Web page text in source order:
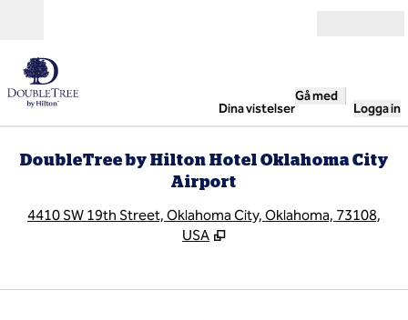
Dina vistelser
Gå med
Logga in
DoubleTree by Hilton Hotel Oklahoma City
Airport
4410 SW 19th Street, Oklahoma City, Oklahoma, 73108,
USA